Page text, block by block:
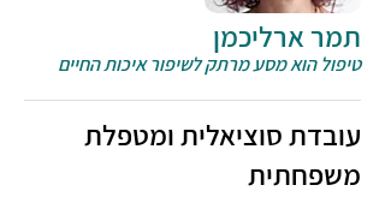
תמר ארליכמן
טיפול הוא מסע מרתק לשיפור איכות החיים
עובדת סוציאלית ומטפלת
משפחתית